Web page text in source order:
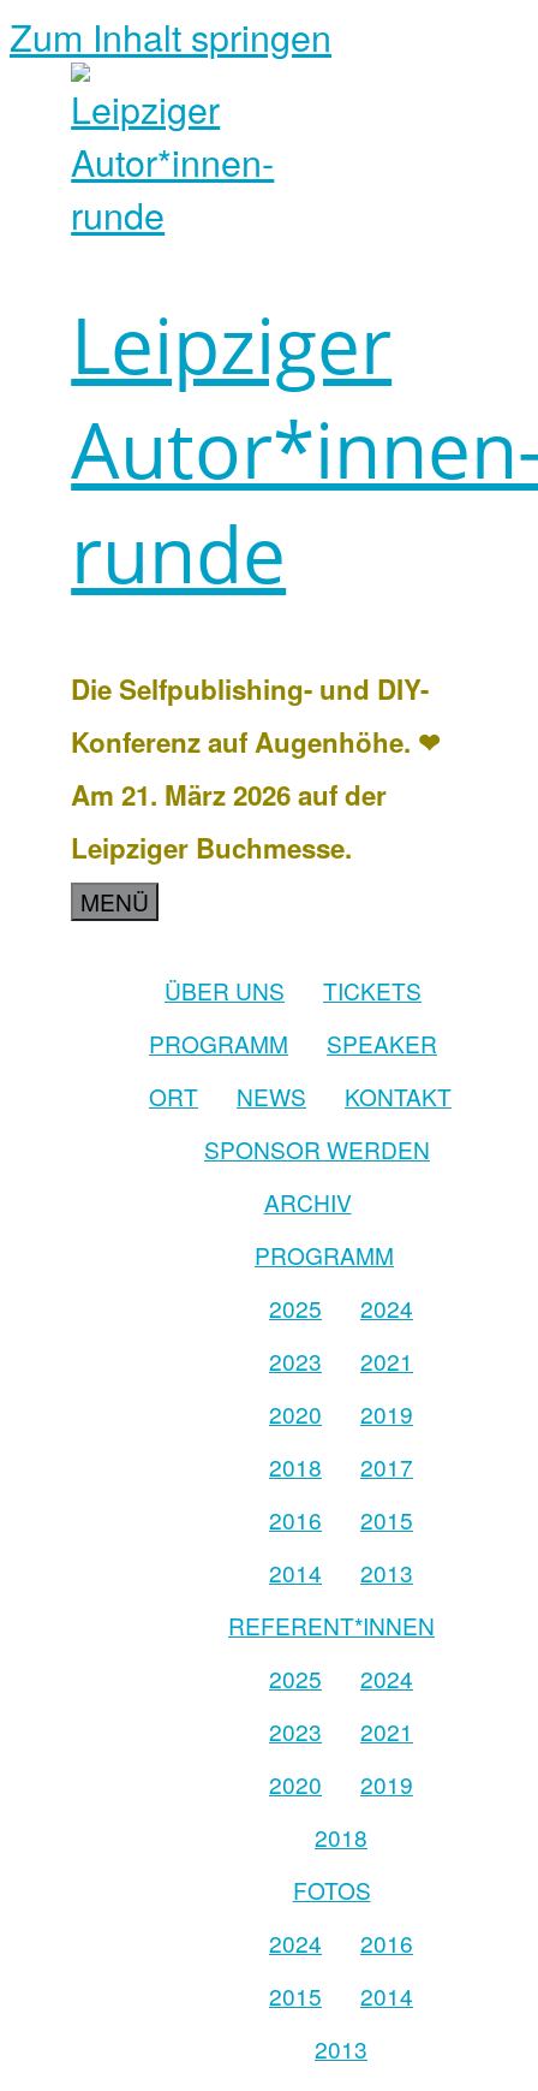
Zum Inhalt springen
Leipziger
runde
Die Selfpublishing- und DIY-
Konferenz auf Augenhöhe. ❤
Am 21. März 2026 auf der
Leipziger Buchmesse.
MENÜ
ÜBER UNS
TICKETS
PROGRAMM
SPEAKER
ORT
NEWS
KONTAKT
SPONSOR WERDEN
ARCHIV
PROGRAMM
2025
2024
2023
2021
2020
2019
2018
2017
2016
2015
2014
2013
REFERENT*INNEN
2025
2024
2023
2021
2020
2019
2018
FOTOS
2024
2016
2015
2014
2013